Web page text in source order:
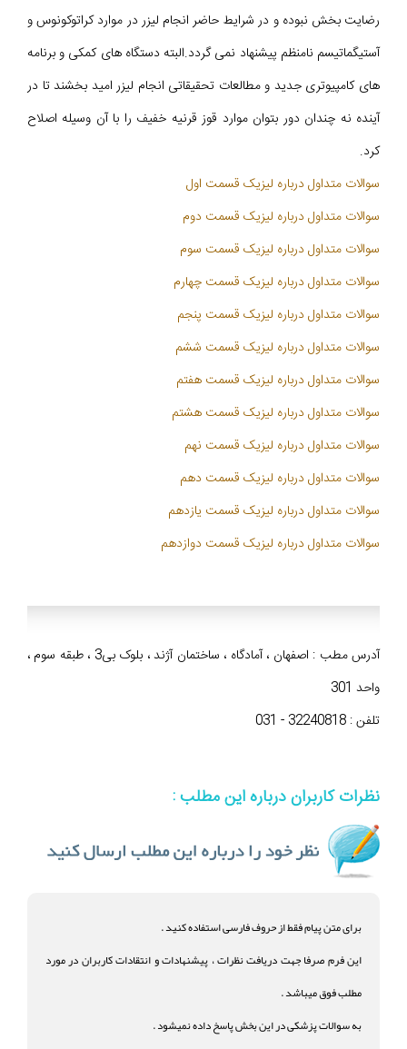
رضایت بخش نبوده و در شرایط حاضر انجام لیزر در موارد کراتوکونوس و
آستیگماتیسم نامنظم پیشنهاد نمی گردد.البته دستگاه های کمکی و برنامه
های کامپیوتری جدید و مطالعات تحقیقاتی انجام لیزر امید بخشند تا در
آینده نه چندان دور بتوان موارد قوز قرنیه خفیف را با آن وسیله اصلاح
کرد.
سوالات متداول درباره لیزیک قسمت اول
سوالات متداول درباره لیزیک قسمت دوم
سوالات متداول درباره لیزیک قسمت سوم
سوالات متداول درباره لیزیک قسمت چهارم
سوالات متداول درباره لیزیک قسمت پنجم
سوالات متداول درباره لیزیک قسمت ششم
سوالات متداول درباره لیزیک قسمت هفتم
سوالات متداول درباره لیزیک قسمت هشتم
سوالات متداول درباره لیزیک قسمت نهم
سوالات متداول درباره لیزیک قسمت دهم
سوالات متداول درباره لیزیک قسمت یازدهم
سوالات متداول درباره لیزیک قسمت دوازدهم
آدرس مطب : اصفهان ، آمادگاه ، ساختمان آژند ، بلوک بی3 ، طبقه سوم ،
واحد 301
تلفن : 32240818 - 031
نظرات کاربران درباره این مطلب :
برای متن پیام فقط از حروف فارسی استفاده کنید .
این فرم صرفا جهت دریافت نظرات ، پیشنهادات و انتقادات کاربران در مورد
مطلب فوق میباشد .
به سوالات پزشکی در این بخش پاسخ داده نمیشود .